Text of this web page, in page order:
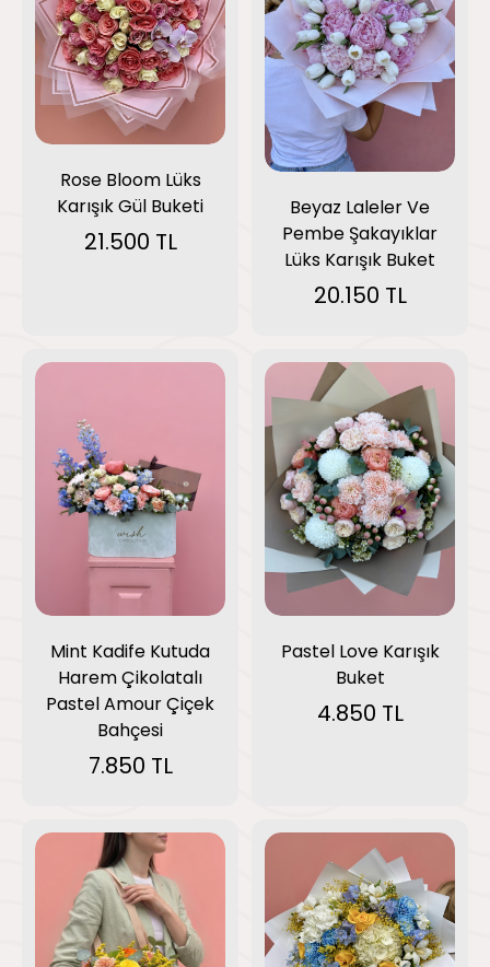
Rose Bloom Lüks
Karışık Gül Buketi
21.500 TL
Beyaz Laleler Ve
Pembe Şakayıklar
Lüks Karışık Buket
20.150 TL
Mint Kadife Kutuda
Harem Çikolatalı
Pastel Amour Çiçek
Bahçesi
7.850 TL
Pastel Love Karışık
Buket
4.850 TL